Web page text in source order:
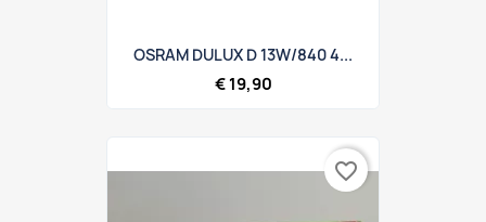
OSRAM DULUX D 13W/840 4...
€ 19,90
favorite_border